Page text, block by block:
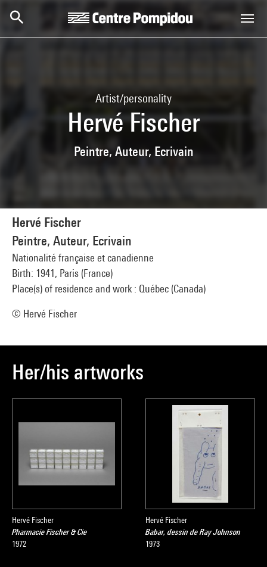
Artist/personality
Hervé Fischer
Peintre, Auteur, Ecrivain
Hervé Fischer
Peintre, Auteur, Ecrivain
Nationalité française et canadienne
Birth: 1941, Paris (France)
Place(s) of residence and work : Québec (Canada)
© Hervé Fischer
Her/his artworks
Hervé Fischer
Pharmacie Fischer & Cie
1972
Hervé Fischer
Babar, dessin de Ray Johnson
1973